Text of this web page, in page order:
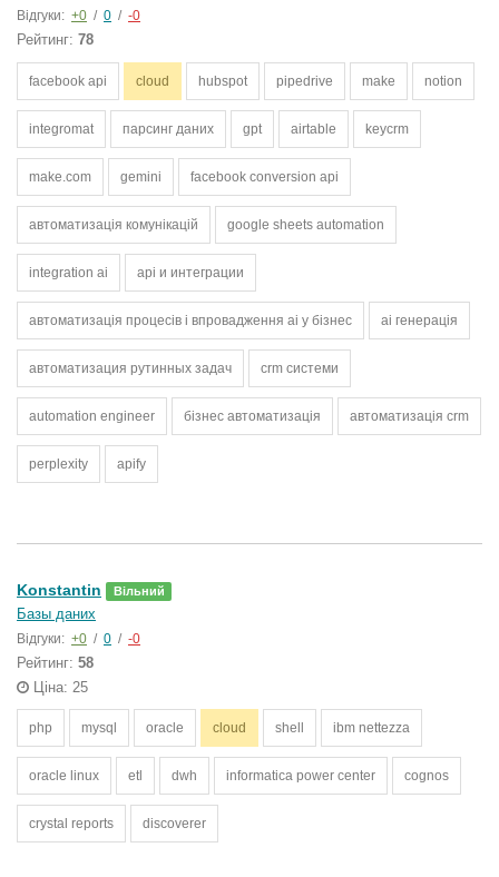
Відгуки: +0 / 0 / -0
Рейтинг: 78
facebook api cloud hubspot pipedrive make notion
integromat парсинг даних gpt airtable keycrm
make.com gemini facebook conversion api
автоматизація комунікацій google sheets automation
integration ai api и интеграции
автоматизація процесів і впровадження ai у бізнес аі генерація
автоматизация рутинных задач crm системи
automation engineer бізнес автоматизація автоматизація crm
perplexity apify
Konstantin Вільний
Базы даних
Відгуки: +0 / 0 / -0
Рейтинг: 58
Ціна: 25
php mysql oracle cloud shell ibm nettezza
oracle linux etl dwh informatica power center cognos
crystal reports discoverer